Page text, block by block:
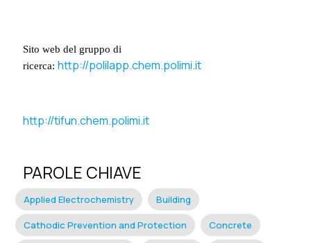
Sito web del gruppo di
ricerca: http://polilapp.chem.polimi.it
http://tifun.chem.polimi.it
PAROLE CHIAVE
Applied Electrochemistry Building
Cathodic Prevention and Protection Concrete